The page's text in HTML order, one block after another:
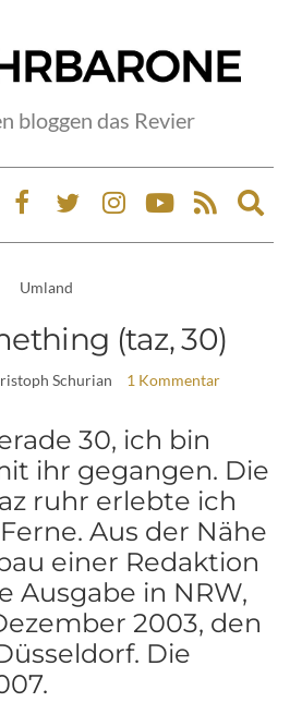
bloggen das Revier
Umland
(taz, 30)
Schurian 1 Kommentar
30, ich bin
ihr gegangen. Die
ruhr erlebte ich
Aus der Nähe
einer Redaktion
Ausgabe in NRW,
2003, den
Die